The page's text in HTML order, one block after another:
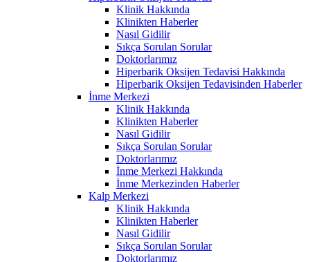
Klinik Hakkında
Klinikten Haberler
Nasıl Gidilir
Sıkça Sorulan Sorular
Doktorlarımız
Hiperbarik Oksijen Tedavisi Hakkında
Hiperbarik Oksijen Tedavisinden Haberler
İnme Merkezi
Klinik Hakkında
Klinikten Haberler
Nasıl Gidilir
Sıkça Sorulan Sorular
Doktorlarımız
İnme Merkezi Hakkında
İnme Merkezinden Haberler
Kalp Merkezi
Klinik Hakkında
Klinikten Haberler
Nasıl Gidilir
Sıkça Sorulan Sorular
Doktorlarımız